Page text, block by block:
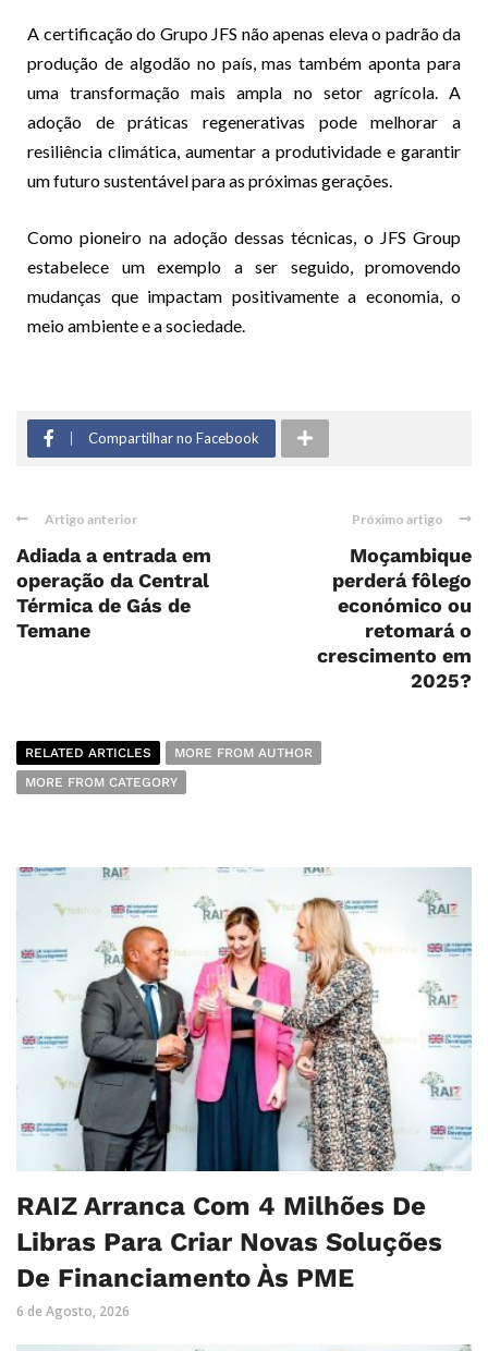
A certificação do Grupo JFS não apenas eleva o padrão da
produção de algodão no país, mas também aponta para
uma transformação mais ampla no setor agrícola. A
adoção de práticas regenerativas pode melhorar a
resiliência climática, aumentar a produtividade e garantir
um futuro sustentável para as próximas gerações.
Como pioneiro na adoção dessas técnicas, o JFS Group
estabelece um exemplo a ser seguido, promovendo
mudanças que impactam positivamente a economia, o
meio ambiente e a sociedade.
Compartilhar no Facebook
Artigo anterior
Adiada a entrada em
operação da Central
Térmica de Gás de
Temane
Próximo artigo
Moçambique
perderá fôlego
económico ou
retomará o
crescimento em
2025?
RELATED ARTICLES
MORE FROM AUTHOR
MORE FROM CATEGORY
RAIZ Arranca Com 4 Milhões De
Libras Para Criar Novas Soluções
De Financiamento Às PME
6 de Agosto, 2026